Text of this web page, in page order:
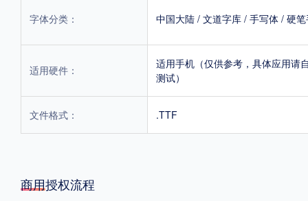
字体分类： 中国大陆 / 文道字库 / 手写体 / 硬
适用硬件：
适用手机（仅供参考，具体应用请
测试）
文件格式： .TTF
商用授权流程